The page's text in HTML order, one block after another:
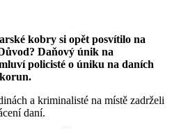
kobry si opět posvítilo na
Daňový únik na
policisté o úniku na daních
a kriminalisté na místě zadrželi
daní.